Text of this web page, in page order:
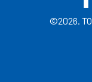
©2026.